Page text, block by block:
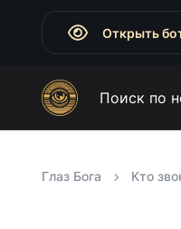
Открыть
Поиск по
Глаз Бога Кто